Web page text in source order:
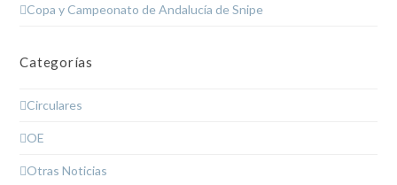
Copa y Campeonato de Andalucía de Snipe
Categorías
Circulares
OE
Otras Noticias